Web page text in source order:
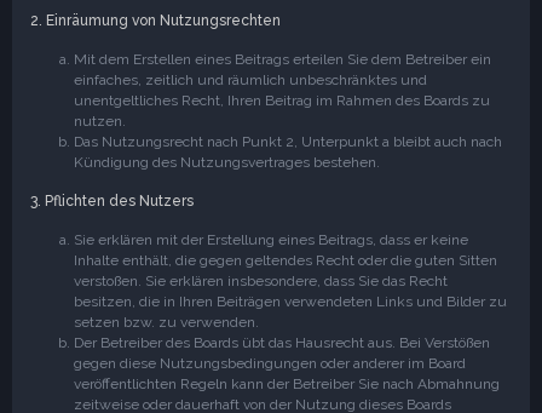
2. Einräumung von Nutzungsrechten
Mit dem Erstellen eines Beitrags erteilen Sie dem Betreiber ein
einfaches, zeitlich und räumlich unbeschränktes und
unentgeltliches Recht, Ihren Beitrag im Rahmen des Boards zu
nutzen.
Das Nutzungsrecht nach Punkt 2, Unterpunkt a bleibt auch nach
Kündigung des Nutzungsvertrages bestehen.
3. Pflichten des Nutzers
Sie erklären mit der Erstellung eines Beitrags, dass er keine
Inhalte enthält, die gegen geltendes Recht oder die guten Sitten
verstoßen. Sie erklären insbesondere, dass Sie das Recht
besitzen, die in Ihren Beiträgen verwendeten Links und Bilder zu
setzen bzw. zu verwenden.
Der Betreiber des Boards übt das Hausrecht aus. Bei Verstößen
gegen diese Nutzungsbedingungen oder anderer im Board
veröffentlichten Regeln kann der Betreiber Sie nach Abmahnung
zeitweise oder dauerhaft von der Nutzung dieses Boards